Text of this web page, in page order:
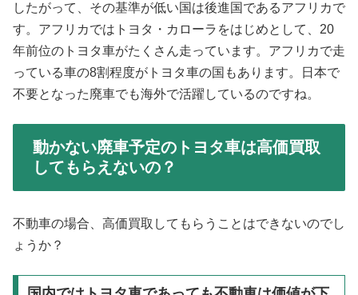
したがって、その基準が低い国は後進国であるアフリカで
す。アフリカではトヨタ・カローラをはじめとして、20
年前位のトヨタ車がたくさん走っています。アフリカで走
っている車の8割程度がトヨタ車の国もあります。日本で
不要となった廃車でも海外で活躍しているのですね。
動かない廃車予定のトヨタ車は高価買取
してもらえないの？
不動車の場合、高価買取してもらうことはできないのでし
ょうか？